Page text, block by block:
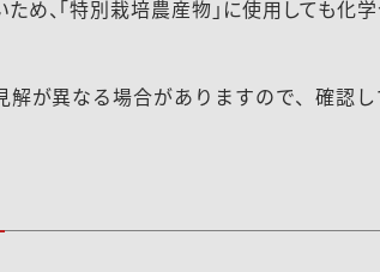
め、「特別栽培農産物」に使用しても化
が異なる場合がありますので、確認し